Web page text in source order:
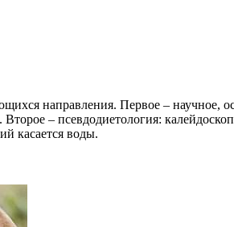
направления. Первое – научное,
– псевдодиетология:
касается воды.